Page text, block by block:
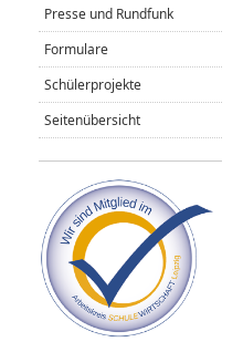
Presse und Rundfunk
Formulare
Schülerprojekte
Seitenübersicht